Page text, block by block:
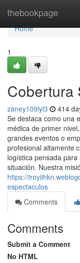
thebookpage
Home
Home
1
Cobertura
zaney109lyl3 414
Se destaca como una
médica de primer
grandes eventos o
profesional altamente
logística pensada
situación. Nuestra
https://
espectaculos
Comments
Comments
Submit a Comment
No HTML